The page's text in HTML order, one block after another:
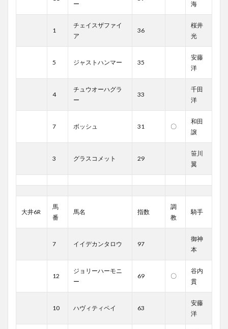
ー
海
1
チェイスザファイ
ア
36
桜井
光
5 ジャストハンマー 35
安藤
洋
4
チュウオーハグラ
ー
33
千田
洋
7 ボッシュ 31 〇
和田
譲
3 グラスコメット 29
笹川
翼
大井6R
馬
番
馬名 指数
調
教
騎手
7 イイデカンタロウ 97
御神
本
12
ジョリーハーモニ
ー
69 〇
谷内
貫
10 ハヴィティペイ 63
安藤
洋